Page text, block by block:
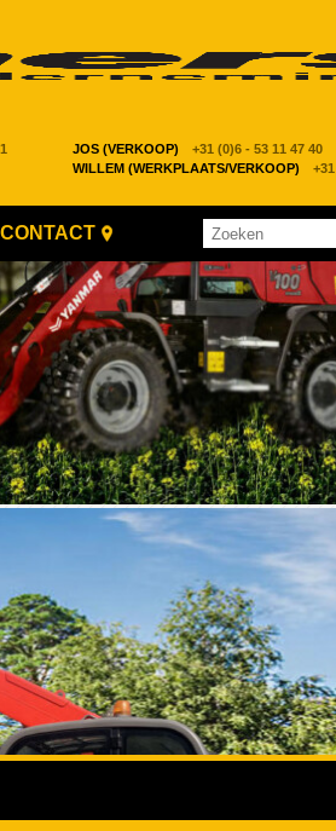
JOS (VERKOOP)
+31 (0)6 - 53 11 47 40
WILLEM (WERKPLAATS/VERKOOP)
CONTACT